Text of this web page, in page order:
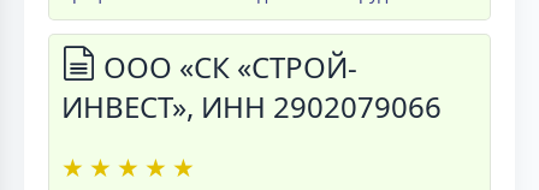
ООО «СК «СТРОЙ-
ИНВЕСТ», ИНН 2902079066
★ ★ ★ ★ ★